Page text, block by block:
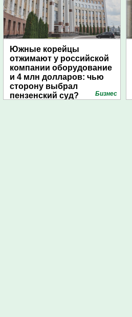
Южные корейцы
отжимают у российской
компании оборудование
и 4 млн долларов: чью
сторону выбрал
пензенский суд?
Бизнес